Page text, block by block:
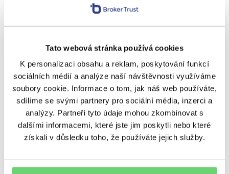
Tato webová stránka používá cookies
K personalizaci obsahu a reklam, poskytování funkcí
sociálních médií a analýze naší návštěvnosti využíváme
soubory cookie. Informace o tom, jak náš web používáte,
sdílíme se svými partnery pro sociální média, inzerci a
analýzy. Partneři tyto údaje mohou zkombinovat s
dalšími informacemi, které jste jim poskytli nebo které
získali v důsledku toho, že používáte jejich služby.
NEZAŘAZENÉ
Bezpečný nájemce jako
základ stabilních výnosů pro
realitní fondy
Bezpečný nájemce už dnes není jen otázkou
velikosti firmy nebo délky nájemní smlouvy. Česká
ekonomika prochází proměnou, do fungování firem
vstupuje umělá inteligence, mění se demografie i
způsob, jakým lidé…